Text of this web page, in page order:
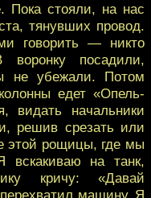
стояли, на нас
тянувших провод.
говорить — никто
посадили,
не убежали. Потом
едет «Опель-
видать начальники
решив срезать или
этой рощицы, где мы
вскакиваю на танк,
кричу: «Давай